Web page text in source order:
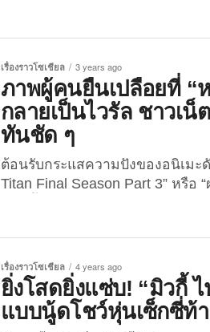
แบรนด์แห่ถอนตัวเขาจากการเป็น
หรือพรีเซนเตอร์กันฉ่ำ โดยทางเ
หนุ่มชื่อดังได้เป็นตัวแทนยื่นฟ้องค
เป็นครูใหญ่ประจำโรงเรียน “ทัลล
สคูล (Tallahassee Classical
โดนบอร์ดบริหารโรงเรียนดังกล่าว
ไม่เผยเหตุผล แต่เธอคาดว่า สาเห
ผู้ปกครองของนักเรียนชั้นป. 6 จำ
เรื่องราวโซเชียล 3 years ago
ภาพผู้คนยืนเปลือยที่ “
กลายเป็นไวรัล ชาวเ
ทันชัด ๆ
ต้อนรับกระแสความปังของอนิเมะดั
Titan Final Season Part 3” หรือ
พากันแชร์ภาพของผู้คนมากมายที่
“หาดบอนได” (Bondi Beach) ในอ
บอกว่านี่มันไททันชัด ๆ สำหรับห
ชายหาดในประเทศออสเตรเลีย...
เรื่องราวโซเชียล 4 years ago
ยิ่งโสดยิ่งแซ่บ! “มิวกี้ ไ
แบบนู้ดโชว์หุ่นเซ็กซี่ท้